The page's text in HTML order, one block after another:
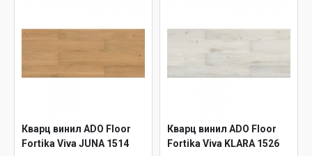
Кварц винил ADO Floor
Fortika Viva JUNA 1514
Кварц винил ADO Floor
Fortika Viva KLARA 1526